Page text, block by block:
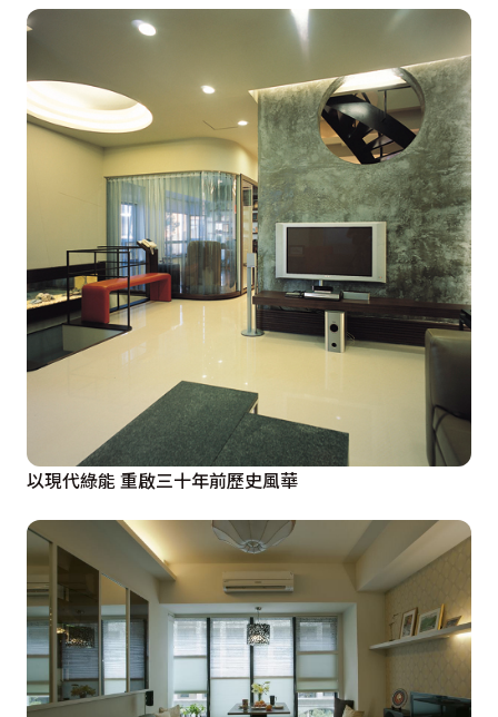
以現代綠能 重啟三十年前歷史風華